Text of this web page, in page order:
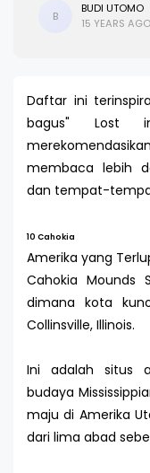
B
BUDI UTOMO
15 YEARS AGO
Daftar ini
bagus" Lost
membaca lebih
dan tempat-
10 Cahokia
Amerika yang
Cahokia Mounds
dimana kota
Collinsville, Illinois.
Ini adalah situs
budaya
maju di Amerika
dari lima abad